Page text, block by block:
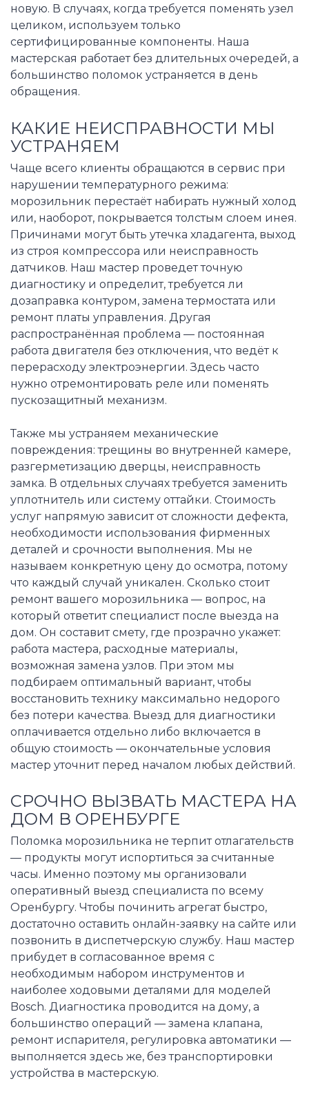
новую. В случаях, когда требуется поменять узел
целиком, используем только
сертифицированные компоненты. Наша
мастерская работает без длительных очередей, а
большинство поломок устраняется в день
обращения.
КАКИЕ НЕИСПРАВНОСТИ МЫ
УСТРАНЯЕМ
Чаще всего клиенты обращаются в сервис при
нарушении температурного режима:
морозильник перестаёт набирать нужный холод
или, наоборот, покрывается толстым слоем инея.
Причинами могут быть утечка хладагента, выход
из строя компрессора или неисправность
датчиков. Наш мастер проведет точную
диагностику и определит, требуется ли
дозаправка контуром, замена термостата или
ремонт платы управления. Другая
распространённая проблема — постоянная
работа двигателя без отключения, что ведёт к
перерасходу электроэнергии. Здесь часто
нужно отремонтировать реле или поменять
пускозащитный механизм.
Также мы устраняем механические
повреждения: трещины во внутренней камере,
разгерметизацию дверцы, неисправность
замка. В отдельных случаях требуется заменить
уплотнитель или систему оттайки. Стоимость
услуг напрямую зависит от сложности дефекта,
необходимости использования фирменных
деталей и срочности выполнения. Мы не
называем конкретную цену до осмотра, потому
что каждый случай уникален. Сколько стоит
ремонт вашего морозильника — вопрос, на
который ответит специалист после выезда на
дом. Он составит смету, где прозрачно укажет:
работа мастера, расходные материалы,
возможная замена узлов. При этом мы
подбираем оптимальный вариант, чтобы
восстановить технику максимально недорого
без потери качества. Выезд для диагностики
оплачивается отдельно либо включается в
общую стоимость — окончательные условия
мастер уточнит перед началом любых действий.
СРОЧНО ВЫЗВАТЬ МАСТЕРА НА
ДОМ В ОРЕНБУРГЕ
Поломка морозильника не терпит отлагательств
— продукты могут испортиться за считанные
часы. Именно поэтому мы организовали
оперативный выезд специалиста по всему
Оренбургу. Чтобы починить агрегат быстро,
достаточно оставить онлайн-заявку на сайте или
позвонить в диспетчерскую службу. Наш мастер
прибудет в согласованное время с
необходимым набором инструментов и
наиболее ходовыми деталями для моделей
Bosch. Диагностика проводится на дому, а
большинство операций — замена клапана,
ремонт испарителя, регулировка автоматики —
выполняется здесь же, без транспортировки
устройства в мастерскую.